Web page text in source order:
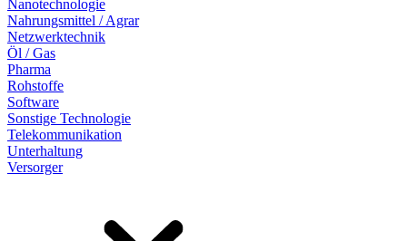
Nanotechnologie
Nahrungsmittel / Agrar
Netzwerktechnik
Öl / Gas
Pharma
Rohstoffe
Software
Sonstige Technologie
Telekommunikation
Unterhaltung
Versorger